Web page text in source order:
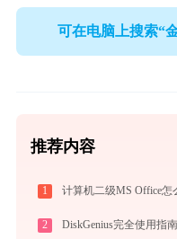
可在电脑上搜索“
推荐内容
1
2 DiskGenius完全使用指南